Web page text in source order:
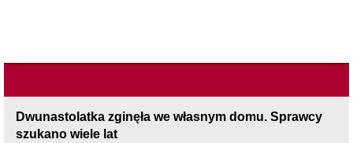
Dwunastolatka zginęła we własnym domu. Sprawcy
szukano wiele lat